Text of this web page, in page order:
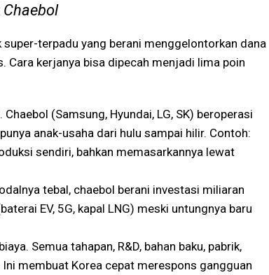
Chaebol
super-terpadu yang berani menggelontorkan dana
kerjanya bisa dipecah menjadi lima poin
(Samsung, Hyundai, LG, SK) beroperasi
anak-usaha dari hulu sampai hilir. Contoh:
sendiri, bahkan memasarkannya lewat
tebal, chaebol berani investasi miliaran
EV, 5G, kapal LNG) meski untungnya baru
Semua tahapan, R&D, bahan baku, pabrik,
membuat Korea cepat merespons gangguan